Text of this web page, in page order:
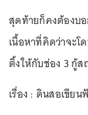
สุดท้ายก็คงต้องบ
เนื้อหาที่คิดว่าจะโ
ติ้งให้กับช่อง 3 กู้ส
เรื่อง : ดินสอเขียน